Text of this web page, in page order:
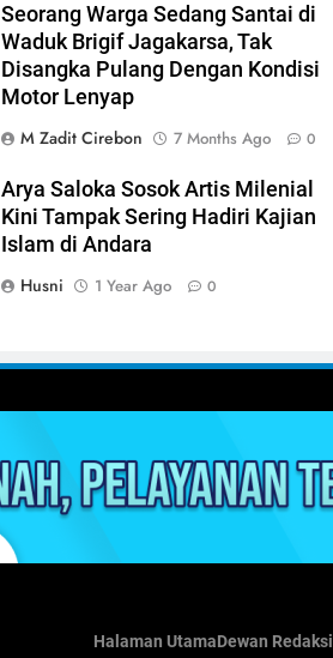
Seorang Warga Sedang Santai di
Waduk Brigif Jagakarsa, Tak
Disangka Pulang Dengan Kondisi
Motor Lenyap
M Zadit Cirebon
7 Months Ago 0
Arya Saloka Sosok Artis Milenial
Kini Tampak Sering Hadiri Kajian
Islam di Andara
Husni
1 Year Ago 0
Halaman UtamaDewan Redaksi